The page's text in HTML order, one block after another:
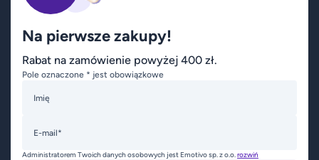
Na pierwsze zakupy!
Rabat na zamówienie powyżej 400 zł.
Pole oznaczone * jest obowiązkowe
Imię
E-mail*
Administratorem Twoich danych osobowych jest Emotivo sp. z o.o.rozwiń